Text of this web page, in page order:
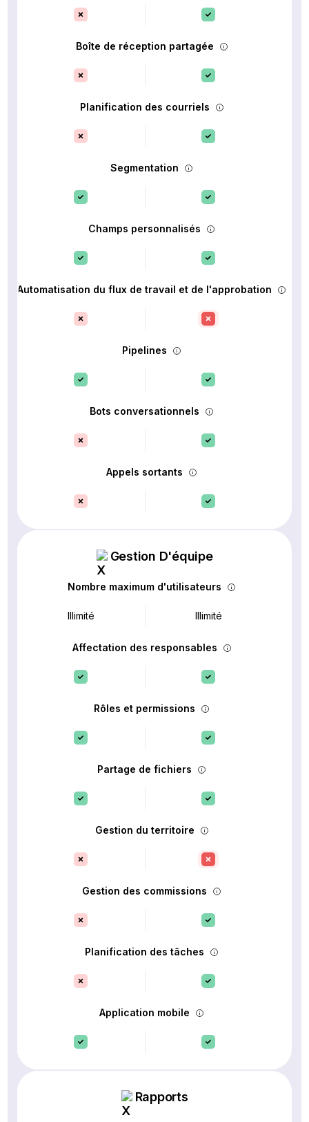
Boîte de réception partagée
Planification des courriels
Segmentation
Champs personnalisés
Automatisation du flux de travail et de l'approbation
Pipelines
Bots conversationnels
Appels sortants
Gestion D'équipe
Nombre maximum d'utilisateurs
Illimité Illimité
Affectation des responsables
Rôles et permissions
Partage de fichiers
Gestion du territoire
Gestion des commissions
Planification des tâches
Application mobile
Rapports